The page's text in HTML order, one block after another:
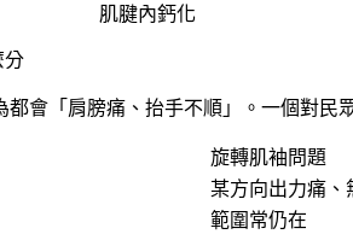
肌腱內鈣化
分
會「肩膀痛、抬手不順」。一個對民
旋轉肌袖問題
某方向出力痛、
範圍常仍在